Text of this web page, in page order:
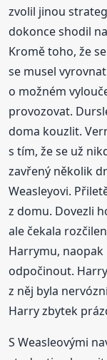
zvolil jinou
dokonce shodil
Kromě toho, že
se musel
o možném
provozovat.
doma kouzlit.
s tím, že se už
zavřený několik
Weasleyovi.
z domu. Dovezli
ale čekala
Harrymu, naopak
odpočinout.
z něj byla
Harry zbytek
S Weasleovými